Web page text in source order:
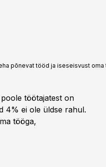
põnevat tööd ja iseseisvust
töötajatest on
4% ei ole üldse rahul.
tööga,